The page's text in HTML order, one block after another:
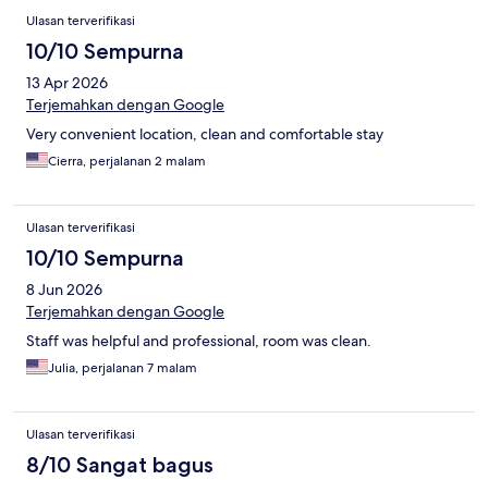
Ulasan terverifikasi
10/10 Sempurna
13 Apr 2026
Terjemahkan dengan Google
Very convenient location, clean and comfortable stay
Cierra, perjalanan 2 malam
Ulasan terverifikasi
10/10 Sempurna
8 Jun 2026
Terjemahkan dengan Google
Staff was helpful and professional, room was clean.
Julia, perjalanan 7 malam
Ulasan terverifikasi
8/10 Sangat bagus